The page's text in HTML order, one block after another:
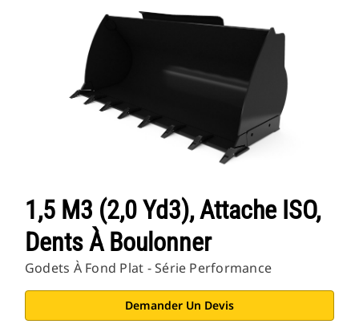
1,5 M3 (2,0 Yd3), Attache ISO,
Dents À Boulonner
Godets À Fond Plat - Série Performance
Demander Un Devis